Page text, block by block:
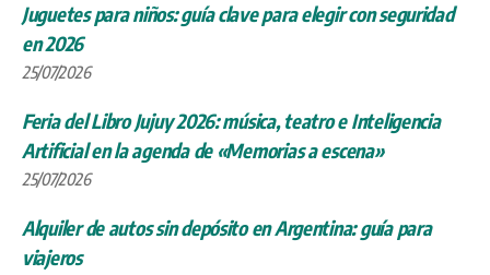
Juguetes para niños: guía clave para elegir con seguridad
en 2026
25/07/2026
Feria del Libro Jujuy 2026: música, teatro e Inteligencia
Artificial en la agenda de «Memorias a escena»
25/07/2026
Alquiler de autos sin depósito en Argentina: guía para
viajeros